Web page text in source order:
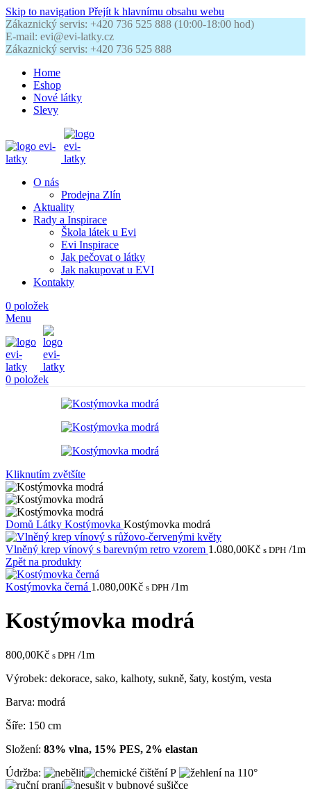
Skip to navigation Přejít k hlavnímu obsahu webu
Zákaznický servis: +420 736 525 888 (10:00-18:00 hod)
E-mail: evi@evi-latky.cz
Zákaznický servis: +420 736 525 888
Home
Eshop
Nové látky
Slevy
O nás
Prodejna Zlín
Aktuality
Rady a Inspirace
Škola látek u Evi
Evi Inspirace
Jak pečovat o látky
Jak nakupovat u EVI
Kontakty
0 položek
Menu
0 položek
Kliknutím zvětšíte
Domů Látky Kostýmovka Kostýmovka modrá
Vlněný krep vínový s barevným retro vzorem 1.080,00Kč s DPH /1m
Zpět na produkty
Kostýmovka černá 1.080,00Kč s DPH /1m
Kostýmovka modrá
800,00Kč s DPH /1m
Výrobek: dekorace, sako, kalhoty, sukně, šaty, kostým, vesta
Barva: modrá
Šíře: 150 cm
Složení: 83% vlna, 15% PES, 2% elastan
Údržba: